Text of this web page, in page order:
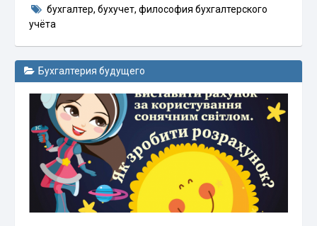
бухгалтер, бухучет, философия бухгалтерского
учёта
Бухгалтерия будущего